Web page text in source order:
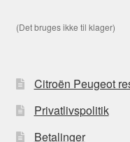
(Det bruges ikke til klager)
Citroën Peugeot
Privatlivspolitik
Betalinger